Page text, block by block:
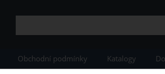
Obchodní podmínky Katalogy